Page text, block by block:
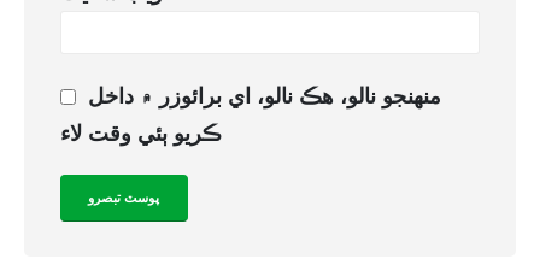
منهنجو نالو، هڪ نالو، اي برائوزر ۾ داخل
ڪريو ٻئي وقت لاء